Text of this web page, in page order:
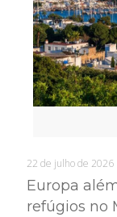
22 de julho de 2026
Europa
refúgios no